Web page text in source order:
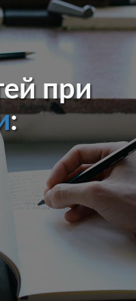
при
: